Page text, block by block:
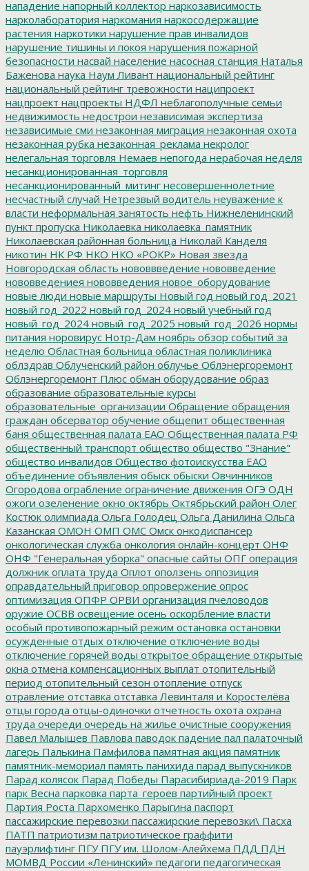
нападение напорный коллектор наркозависимость
нарколаборатория наркомания наркосодержащие
растения наркотики нарушение прав инвалидов
нарушение тишины и покоя нарушения пожарной
безопасности насвай население насосная станция Наталья
Баженова наука Наум Ливант национальный рейтинг
национальный рейтинг тревожности наципроект
нацпроект нацпроекты НДФЛ неблагополучные семьи
недвижимость недострои независимая экспертиза
независимые сми незаконная миграция незаконная охота
незаконная рубка незаконная_реклама некролог
нелегальная торговля Немаев непогода нерабочая неделя
несанкционированная_торговля
несанкционированный_митинг несовершеннолетние
несчастный случай Нетрезвый водитель неуважение к
власти неформальная занятость нефть Нижнеленинский
пункт пропуска Николаевка николаевка_памятник
Николаевская районная больница Николай Канделя
никотин НК РФ НКО НКО «РОКР» Новая звезда
Новгородская область нововвведение нововведение
нововведениея нововведения новое_оборудование
новые люди новые маршруты Новый год новый год_2021
новый год_2022 новый год_2024 новый учебный год
новый_год_2024 новый_год_2025 новый_год_2026 нормы
питания норовирус Нотр-Дам ноябрь обзор событий за
неделю Областная больница областная поликлиника
облздрав Облученский район облучье Облэнергоремонт
Облэнергоремонт Плюс обман оборудование образ
образование образовательные курсы
образовательные_организации Обращение обращения
граждан обсерватор обучение общепит общественная
баня общественная палата ЕАО Общественная палата РФ
общественный транспорт общество общество "Знание"
общество инвалидов Общество фотоискусства ЕАО
объединение объявления обыск обыски Овчинников
Огородова ограбление ограничение движения ОГЭ ОДН
ожоги озеленение окно октябрь Октябрьский район Олег
Костюк олимпиада Ольга Голодец Ольга Данилина Ольга
Казанская ОМОН ОМП ОМС Омск онкодиспансер
онкологическая служба онкология онлайн-концерт ОНФ
ОНФ "Генеральная уборка" опасные сайты ОПГ операция
должник оплата труда Оплот оползень оппозиция
оправдательный приговор опровержение опрос
оптимизация ОПФР ОРВИ организация пчеловодов
оружие ОСВВ освещение осень оскорбление власти
особый противопожарный режим остановка остановки
осужденные отдых отключение отключение воды
отключение горячей воды открытое обращение открытые
окна отмена компенсационных выплат отопительный
период отопительный сезон отопление отпуск
отравление отставка отставка Левинталя и Коростелёва
отцы города отцы-одиночки отчетность охота охрана
труда очереди очередь на жилье очистные сооружения
Павел Малышев Павлова паводок падение пал палаточный
лагерь Палькина Памфилова памятная акция памятник
памятник-мемориал память панихида парад выпускников
Парад колясок Парад Победы Парасибириада-2019 Парк
парк Весна парковка парта_героев партийный проект
Партия Роста Пархоменко Парыгина паспорт
пассажирские перевозки пассажирские перевозки\ Пасха
ПАТП патриотизм патриотическое граффити
пауэрлифтинг ПГУПГУ им. Шолом-Алейхема ПДД ПДН
МОМВД России «Ленинский» педагоги педагогическая